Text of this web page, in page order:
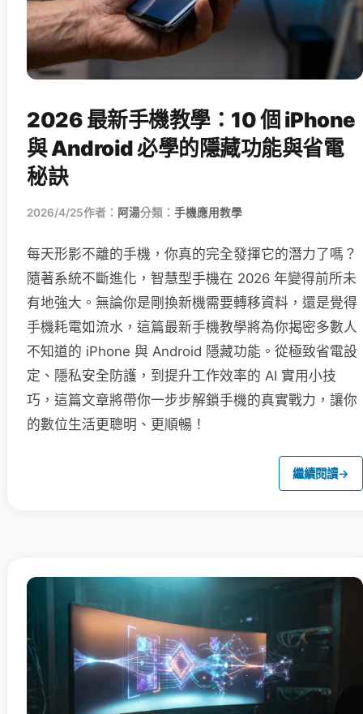
2026 最新手機教學：10 個 iPhone
與 Android 必學的隱藏功能與省電
秘訣
2026/4/25作者： 阿湯分類： 手機應用教學
每天形影不離的手機，你真的完全發揮它的潛力了嗎？
隨著系統不斷進化，智慧型手機在 2026 年變得前所未
有地強大。無論你是剛換新機需要轉移資料，還是覺得
手機耗電如流水，這篇最新手機教學將為你揭密多數人
不知道的 iPhone 與 Android 隱藏功能。從極致省電設
定、隱私安全防護，到提升工作效率的 AI 實用小技
巧，這篇文章將帶你一步步解鎖手機的真實戰力，讓你
的數位生活更聰明、更順暢！
繼續閱讀→